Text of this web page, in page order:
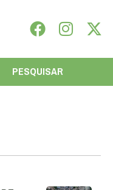
PESQUISAR